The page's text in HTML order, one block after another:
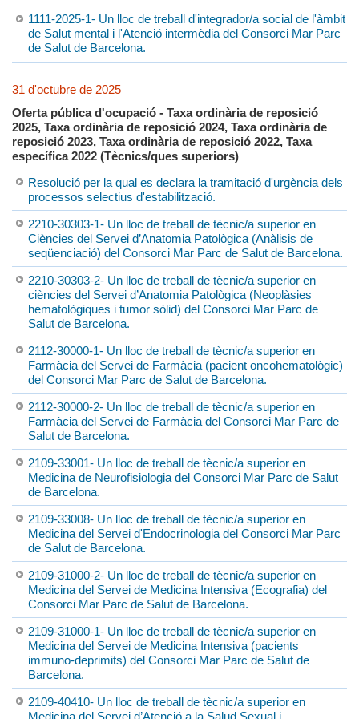
1111-2025-1- Un lloc de treball d'integrador/a social de l'àmbit
de Salut mental i l'Atenció intermèdia del Consorci Mar Parc
de Salut de Barcelona.
31 d'octubre de 2025
Oferta pública d'ocupació - Taxa ordinària de reposició
2025, Taxa ordinària de reposició 2024, Taxa ordinària de
reposició 2023, Taxa ordinària de reposició 2022, Taxa
específica 2022 (Tècnics/ques superiors)
Resolució per la qual es declara la tramitació d'urgència dels
processos selectius d'estabilització.
2210-30303-1- Un lloc de treball de tècnic/a superior en
Ciències del Servei d’Anatomia Patològica (Anàlisis de
seqüenciació) del Consorci Mar Parc de Salut de Barcelona.
2210-30303-2- Un lloc de treball de tècnic/a superior en
ciències del Servei d’Anatomia Patològica (Neoplàsies
hematològiques i tumor sòlid) del Consorci Mar Parc de
Salut de Barcelona.
2112-30000-1- Un lloc de treball de tècnic/a superior en
Farmàcia del Servei de Farmàcia (pacient oncohematològic)
del Consorci Mar Parc de Salut de Barcelona.
2112-30000-2- Un lloc de treball de tècnic/a superior en
Farmàcia del Servei de Farmàcia del Consorci Mar Parc de
Salut de Barcelona.
2109-33001- Un lloc de treball de tècnic/a superior en
Medicina de Neurofisiologia del Consorci Mar Parc de Salut
de Barcelona.
2109-33008- Un lloc de treball de tècnic/a superior en
Medicina del Servei d'Endocrinologia del Consorci Mar Parc
de Salut de Barcelona.
2109-31000-2- Un lloc de treball de tècnic/a superior en
Medicina del Servei de Medicina Intensiva (Ecografia) del
Consorci Mar Parc de Salut de Barcelona.
2109-31000-1- Un lloc de treball de tècnic/a superior en
Medicina del Servei de Medicina Intensiva (pacients
immuno-deprimits) del Consorci Mar Parc de Salut de
Barcelona.
2109-40410- Un lloc de treball de tècnic/a superior en
Medicina del Servei d’Atenció a la Salud Sexual i